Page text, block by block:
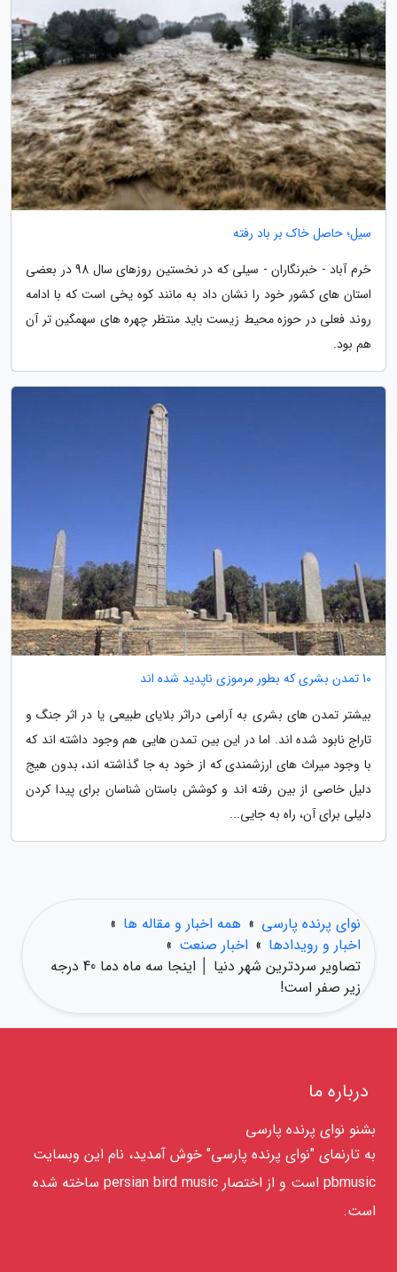
سیل؛ حاصل خاک بر باد رفته
خرم آباد - خبرنگاران - سیلی که در نخستین روزهای سال 98 در بعضی
استان های کشور خود را نشان داد به مانند کوه یخی است که با ادامه
روند فعلی در حوزه محیط زیست باید منتظر چهره های سهمگین تر آن
هم بود.
10 تمدن بشری که بطور مرموزی ناپدید شده اند
بیشتر تمدن های بشری به آرامی دراثر بلایای طبیعی یا در اثر جنگ و
تاراج نابود شده اند. اما در این بین تمدن هایی هم وجود داشته اند که
با وجود میراث های ارزشمندی که از خود به جا گذاشته اند، بدون هیج
دلیل خاصی از بین رفته اند و کوشش باستان شناسان برای پیدا کردن
دلیلی برای آن، راه به جایی...
نوای پرنده پارسی » همه اخبار و مقاله ها »
اخبار و رویدادها » اخبار صنعت »
تصاویر سردترین شهر دنیا │ اینجا سه ماه دما 40 درجه
زیر صفر است!
درباره ما
بشنو نوای پرنده پارسی
به تارنمای "نوای پرنده پارسی" خوش آمدید، نام این وبسایت
pbmusic است و از اختصار persian bird music ساخته شده
است.